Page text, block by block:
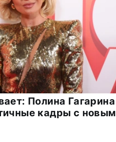
Полина Гагарина
кадры с новым